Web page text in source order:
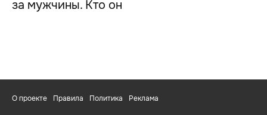
за мужчины. Кто он
О проекте Правила Политика Реклама